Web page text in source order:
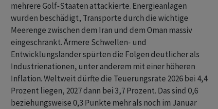
mehrere Golf-Staaten attackierte. Energieanlagen
wurden beschädigt, Transporte durch die wichtige
Meerenge zwischen dem Iran und dem Oman massiv
eingeschränkt. Ärmere Schwellen- und
Entwicklungsländer spürten die Folgen deutlicher als
Industrienationen, unter anderem mit einer höheren
Inflation. Weltweit dürfte die Teuerungsrate 2026 bei 4,4
Prozent liegen, ‌2027 dann bei 3,7 Prozent. Das sind 0,6
beziehungsweise 0,3 Punkte mehr als noch im Januar